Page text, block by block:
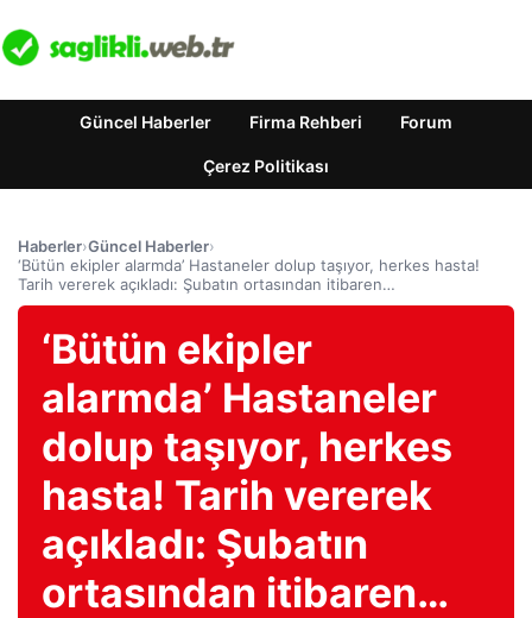
Güncel Haberler Firma Rehberi Forum
Çerez Politikası
Haberler›Güncel Haberler›
‘Bütün ekipler alarmda’ Hastaneler dolup taşıyor, herkes hasta!
Tarih vererek açıkladı: Şubatın ortasından itibaren…
‘Bütün ekipler
alarmda’ Hastaneler
dolup taşıyor, herkes
hasta! Tarih vererek
açıkladı: Şubatın
ortasından itibaren…